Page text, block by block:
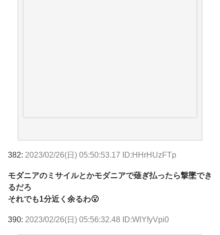
382: 2023/02/26(日) 05:50:53.17 ID:HHrHUzFTp
モダニアのミサイルとかモダニアで薙ぎ払ったら撃墜でき
るだろ
それでも1分近く余るわ😮
390: 2023/02/26(日) 05:56:32.48 ID:WlYfyVpi0